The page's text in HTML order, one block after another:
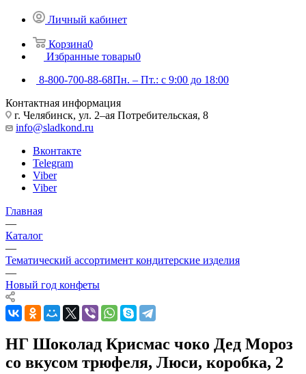
Личный кабинет
Корзина0
Избранные товары0
8-800-700-88-68Пн. – Пт.: с 9:00 до 18:00
Контактная информация
г. Челябинск, ул. 2–ая Потребительская, 8
info@sladkond.ru
Вконтакте
Telegram
Viber
Viber
Главная
—
Каталог
—
Тематический ассортимент кондитерские изделия
—
Новый год конфеты
НГ Шоколад Крисмас чоко Дед Мороз
со вкусом трюфеля, Люси, коробка, 2